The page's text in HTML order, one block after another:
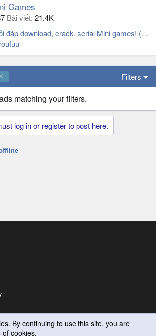
Games
Bài viết 21.4K
Tổng hợp hỏi đáp download, crack, serial Mini games! (XEM KỸ POST 1)
Filters
matching your filters.
log in or register to post here.
By continuing to use this site, you are
of cookies.